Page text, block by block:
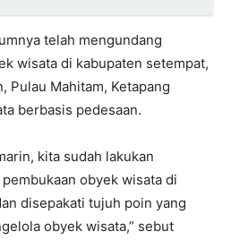
telah mengundang
wisata di kabupaten setempat,
Pulau Mahitam, Ketapang
berbasis pedesaan.
kita sudah lakukan
obyek wisata di
disepakati tujuh poin yang
obyek wisata,” sebut